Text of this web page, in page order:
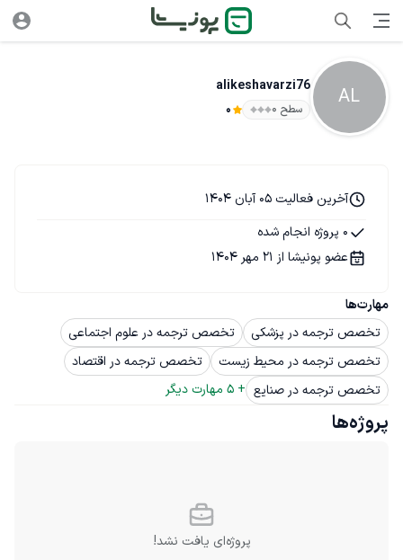
AL
alikeshavarzi76
سطح ۰ 0
مهارت‌ها
تخصص ترجمه در پزشکی
تخصص ترجمه در علوم اجتماعی
تخصص ترجمه در محیط زیست
تخصص ترجمه در اقتصاد
تخصص ترجمه در صنایع +
5 مهارت دیگر
آخرین فعالیت 05 آبان 1404
0 پروژه انجام شده
عضو پونیشا از 21 مهر 1404
پروژه‌ها
پروژه‌ای یافت نشد!